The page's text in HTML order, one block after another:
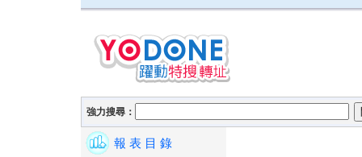
強力搜尋：
報 表 目 錄